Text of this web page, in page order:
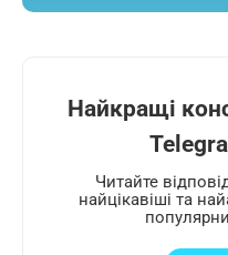
Найкращі
Читайте
найцікавіші та